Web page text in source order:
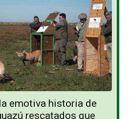
emotiva historia de
rescatados que